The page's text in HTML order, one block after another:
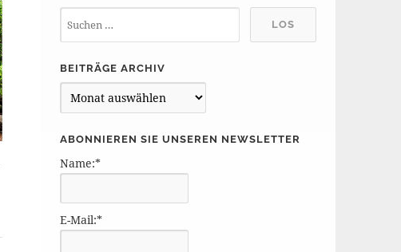
BEITRÄGE ARCHIV
e
r
e
ABONNIEREN SIE UNSEREN NEWSLETTER
Name:*
E-Mail:*